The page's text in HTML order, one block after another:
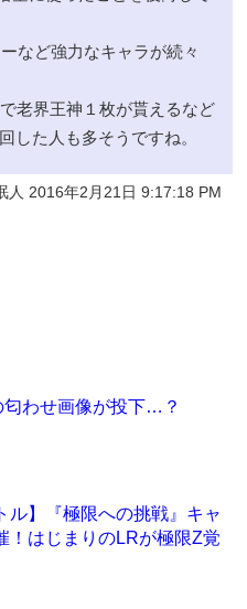
など強力なキャラが続々
老界王神１枚が貰えるなど
した人も多そうですね。
2016年2月21日 9:17:18 PM
わせ画像が投下…？
ル】『極限への挑戦』キャ
！はじまりのLRが極限Z覚